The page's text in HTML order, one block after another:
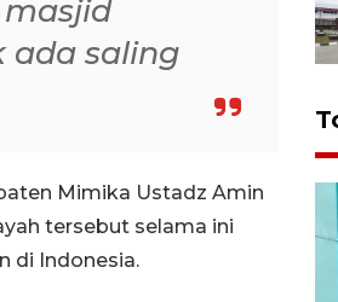
ada saling
Mimika Ustadz Amin
tersebut selama ini
di Indonesia.